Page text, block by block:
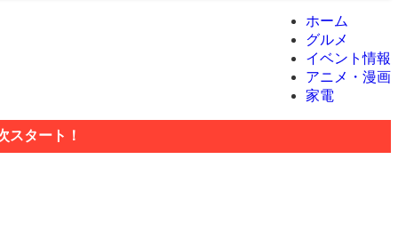
ホーム
グルメ
イベント情報
アニメ・漫画
家電
スタート！